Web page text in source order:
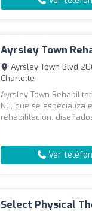
Ayrsley Town
Ayrsley Town Blvd
Charlotte
Ayrsley Town
NC, que se especializa
rehabilitación,
Ver
Select Physical